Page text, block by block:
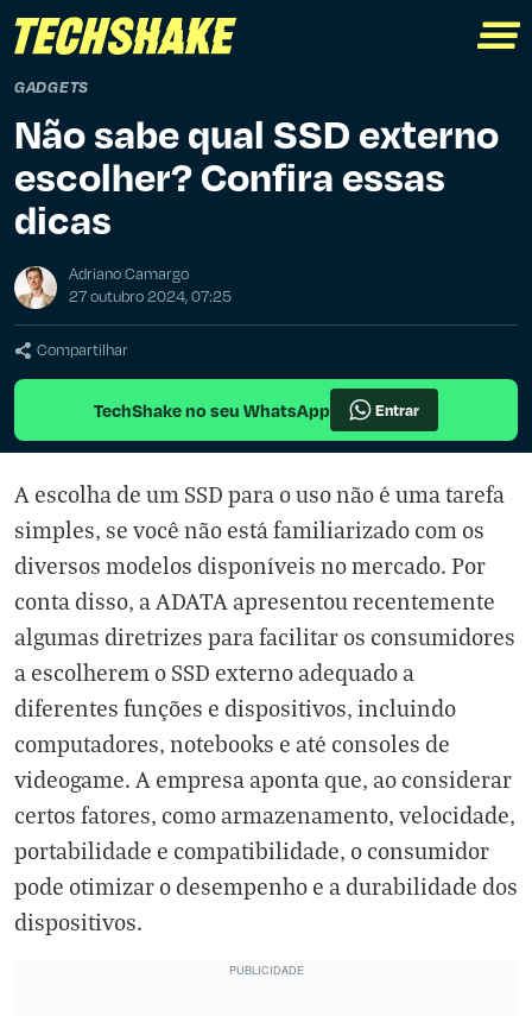
GADGETS
Não sabe qual SSD externo
escolher? Confira essas
dicas
Adriano Camargo
27 outubro 2024, 07:25
Compartilhar
TechShake no seu WhatsApp Entrar
A escolha de um SSD para o uso não é uma tarefa
simples, se você não está familiarizado com os
diversos modelos disponíveis no mercado. Por
conta disso, a ADATA apresentou recentemente
algumas diretrizes para facilitar os consumidores
a escolherem o SSD externo adequado a
diferentes funções e dispositivos, incluindo
computadores, notebooks e até consoles de
videogame. A empresa aponta que, ao considerar
certos fatores, como armazenamento, velocidade,
portabilidade e compatibilidade, o consumidor
pode otimizar o desempenho e a durabilidade dos
dispositivos.